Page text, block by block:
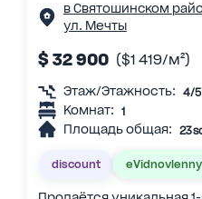
в Святошинском
ул. Мечты
$ 32 900 ($1 419/м²)
Этаж/Этажность: 4/5
Комнат: 1
Площадь общая: 23
discount